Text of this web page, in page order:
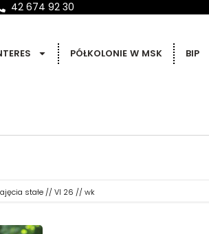
42 674 92 30
PÓŁKOLONIE W MSK BIP
stałe // VI 26 // wk